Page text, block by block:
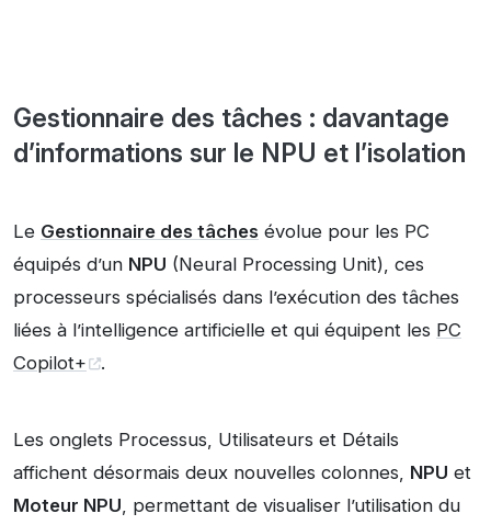
Gestionnaire des tâches : davantage
d’informations sur le NPU et l’isolation
Le Gestionnaire des tâches évolue pour les PC
équipés d’un NPU (Neural Processing Unit), ces
processeurs spécialisés dans l’exécution des tâches
liées à l’intelligence artificielle et qui équipent les PC
Copilot+
.
Les onglets Processus, Utilisateurs et Détails
affichent désormais deux nouvelles colonnes, NPU et
Moteur NPU, permettant de visualiser l’utilisation du